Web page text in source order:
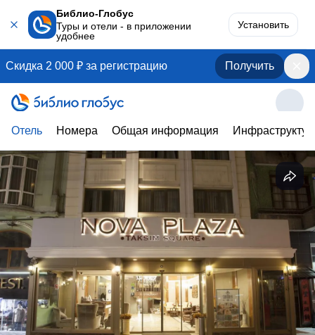
Библио-Глобус
Туры и отели - в приложении
удобнее
Установить
Скидка 2 000 ₽ за регистрацию Получить
Отель Номера Общая информация